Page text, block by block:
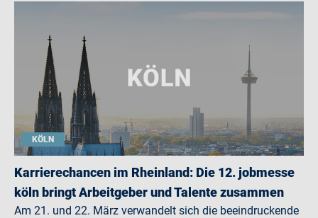
KÖLN
Karrierechancen im Rheinland: Die 12. jobmesse
köln bringt Arbeitgeber und Talente zusammen
Am 21. und 22. März verwandelt sich die beeindruckende